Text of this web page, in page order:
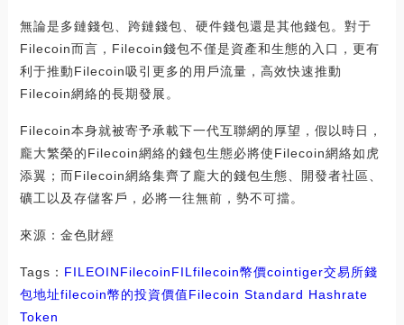
無論是多鏈錢包、跨鏈錢包、硬件錢包還是其他錢包。對于
Filecoin而言，Filecoin錢包不僅是資產和生態的入口，更有
利于推動Filecoin吸引更多的用戶流量，高效快速推動
Filecoin網絡的長期發展。
Filecoin本身就被寄予承載下一代互聯網的厚望，假以時日，
龐大繁榮的Filecoin網絡的錢包生態必將使Filecoin網絡如虎
添翼；而Filecoin網絡集齊了龐大的錢包生態、開發者社區、
礦工以及存儲客戶，必將一往無前，勢不可擋。
來源：金色財經
Tags： FILEOINFilecoinFIL filecoin幣價cointiger交易所錢
包地址filecoin幣的投資價值Filecoin Standard Hashrate
Token